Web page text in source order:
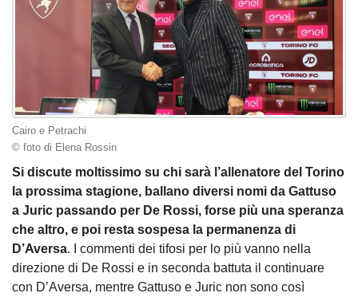
Cairo e Petrachi
© foto di Elena Rossin
Si discute moltissimo su chi sarà l’allenatore del Torino
la prossima stagione, ballano diversi nomi da Gattuso
a Juric passando per De Rossi, forse più una speranza
che altro, e poi resta sospesa la permanenza di
D’Aversa. I commenti dei tifosi per lo più vanno nella
direzione di De Rossi e in seconda battuta il continuare
con D’Aversa, mentre Gattuso e Juric non sono così